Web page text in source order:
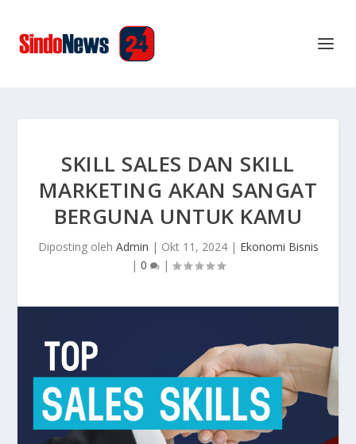
SKILL SALES DAN SKILL
MARKETING AKAN SANGAT
BERGUNA UNTUK KAMU
Diposting oleh Admin | Okt 11, 2024| Ekonomi Bisnis
| 0 |